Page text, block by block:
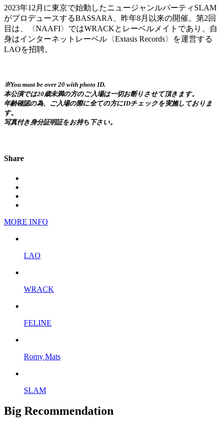
2023年12月に東京で始動したニュージャンルパーティSLAM
がプロデュースするBASSARA、昨年8月以来の開催。第2回
目は、〈NAAFI〉ではWRACKとレーベルメイトであり、自
身はインターネットレーベル〈Extasis Records〉を運営する
LAOを招聘。
※You must be over 20 with photo ID.
本公演では20歳未満の方のご入場は一切お断りさせて頂きます。
年齢確認の為、ご入場の際に全ての方にIDチェックを実施しておりま
す。
写真付き身分証明証をお持ち下さい。
Share
MORE INFO
LAO
WRACK
FELINE
Romy Mats
SLAM
Big Recommendation